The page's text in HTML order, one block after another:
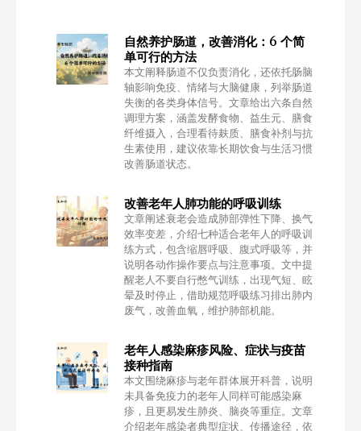
自然养护肠道，改善消化：6 个简
单可行的方法
本文阐释肠道不仅负责消化，还依托肠脑
轴影响免疫、情绪与大脑健康，列举肠道
失衡的各类身体信号。文章给出六条自然
调理方案，涵盖发酵食物、益生元、膳食
纤维摄入，合理看待麸质、膳食补剂与抗
生素使用，建议依靠长期饮食与生活习惯
改善肠道状态。
改善老年人肺功能的呼吸训练
文章阐述衰老会造成肺部弹性下降、换气
效率变差，介绍七种适合老年人的呼吸训
练方式，包含缩唇呼吸、腹式呼吸等，并
说明各动作操作要点与注意事项。文中提
醒老人不要自行憋气训练，出现气短、眩
晕及时停止，借助规范呼吸练习排出肺内
废气，改善血氧，维护肺部机能。
老年人感染麻疹风险、症状与疫苗
接种指南
本文围绕麻疹与老年群体展开科普，说明
未具备免疫力的老年人同样可能感染麻
疹，且更易发生肺炎、脑炎等重症。文章
介绍老年感染者典型症状、传播途径，依